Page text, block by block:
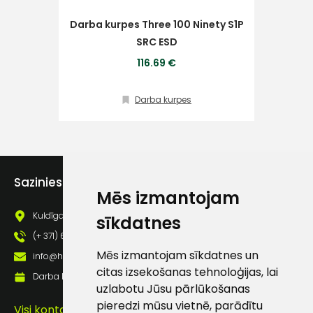
Mēs izmantojam
sīkdatnes
Mēs izmantojam sīkdatnes un
citas izsekošanas tehnoloģijas, lai
uzlabotu Jūsu pārlūkošanas
pieredzi mūsu vietnē, parādītu
Darba kurpes Three 100 Ninety S1P
SRC ESD
116.69 €
Darba kurpes
Sazinies ar mums
Kuldīgas iela 69a, Saldus, Saldus nov., LV - 3801
(+ 371) 63 881 186
info@hards.lv
Darba laiks: Darbadienās: 8:00 - 17:00
Visi kontakti
Klientu
info@hards.lv